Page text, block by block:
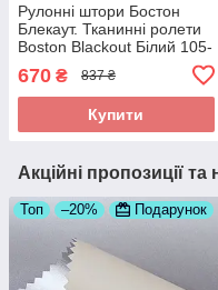
Рулонні штори Бостон
Блекаут. Тканинні ролети
Boston Blackout Білий 105-
670 ₴ 837 ₴
Купити
Акційні пропозиції та
Топ –20% Подарунок